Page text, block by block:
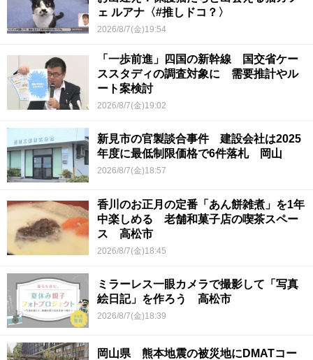
ェ ルアナ〈#推しドコ？〉
2026/8/7(金)19:54
「一歩前進」四国の新幹線 国交省ケー
ススタディの調査対象に 需要推計やル
ート案検討
2026/8/7(金)19:02
新見市の官製談合事件 建設会社は2025
年度に最低制限価格で6件落札 岡山
2026/8/7(金)18:57
香川のお正月の定番「あん餅雑煮」を1年
中楽しめる 老舗和菓子店の喫茶スペー
ス 高松市
2026/8/7(金)18:45
ミラーレス一眼カメラで撮影して「写真
絵日記」を作ろう 高松市
2026/8/7(金)18:39
岡山県 熊本地震の被災地にDMATコー